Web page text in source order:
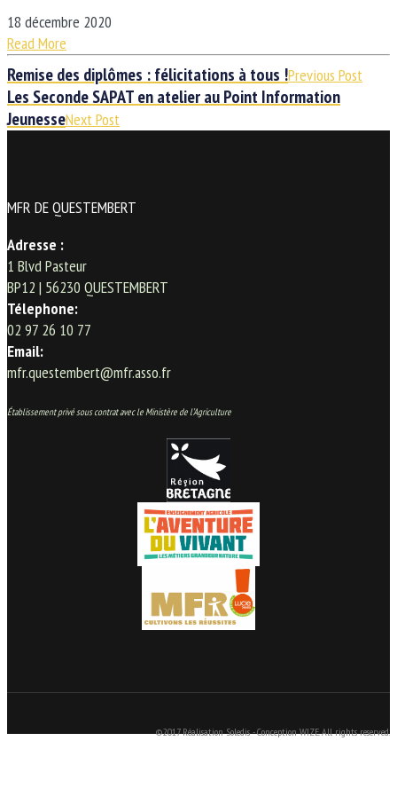
18 décembre 2020
Read More
Remise des diplômes : félicitations à tous !Previous Post
Les Seconde SAPAT en atelier au Point Information
JeunesseNext Post
MFR DE QUESTEMBERT
Adresse :
1 Blvd Pasteur
BP12 | 56230 QUESTEMBERT
Télephone:
02 97 26 10 77
Email:
mfr.questembert@mfr.asso.fr
Établissement privé sous contrat avec le Ministère de l’Agriculture
©2017 Réalisation Soledis - Conception WIZE. All rights reserved.